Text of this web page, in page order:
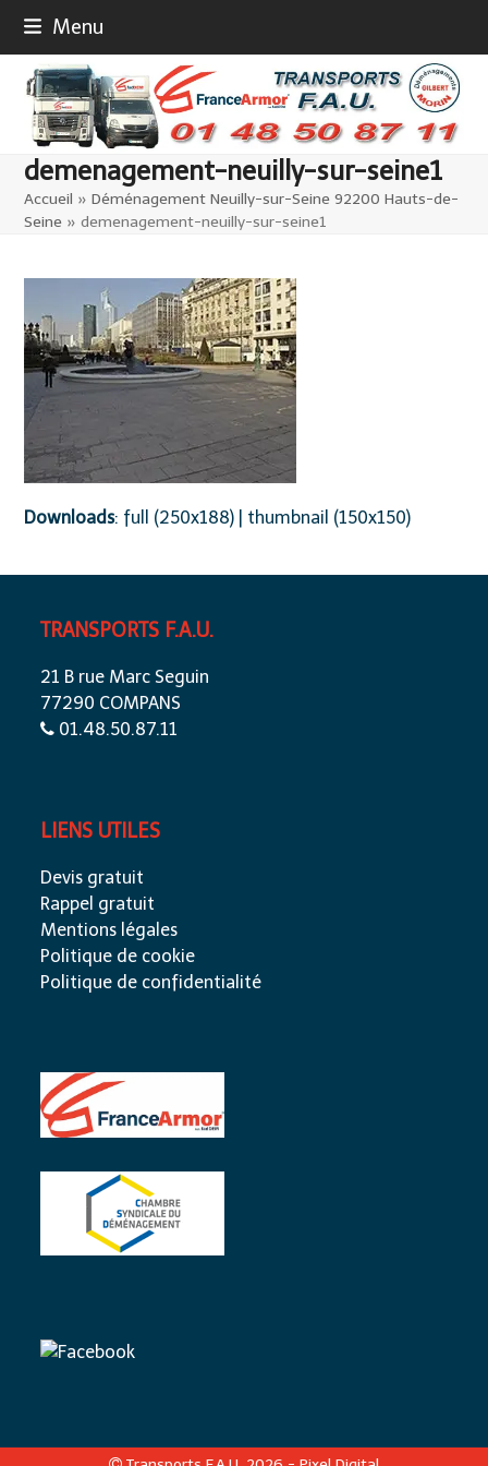
content
Menu
demenagement-neuilly-sur-seine1
Accueil »Déménagement Neuilly-sur-Seine 92200 Hauts-de-
Seine »demenagement-neuilly-sur-seine1
Downloads: full (250x188) thumbnail (150x150)
TRANSPORTS F.A.U.
21 B rue Marc Seguin
77290 COMPANS
01.48.50.87.11
LIENS UTILES
Devis gratuit
Rappel gratuit
Mentions légales
Politique de cookie
Politique de confidentialité